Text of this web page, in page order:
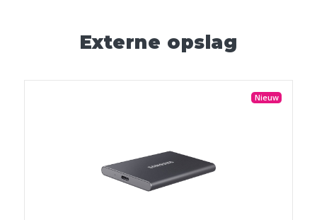
Externe opslag
Nieuw